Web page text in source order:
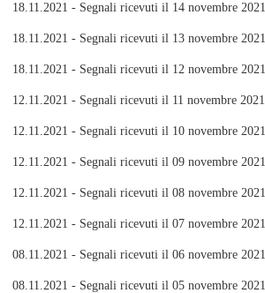
18.11.2021 - Segnali ricevuti il 14 novembre 2021
18.11.2021 - Segnali ricevuti il 13 novembre 2021
18.11.2021 - Segnali ricevuti il 12 novembre 2021
12.11.2021 - Segnali ricevuti il 11 novembre 2021
12.11.2021 - Segnali ricevuti il 10 novembre 2021
12.11.2021 - Segnali ricevuti il 09 novembre 2021
12.11.2021 - Segnali ricevuti il 08 novembre 2021
12.11.2021 - Segnali ricevuti il 07 novembre 2021
08.11.2021 - Segnali ricevuti il 06 novembre 2021
08.11.2021 - Segnali ricevuti il 05 novembre 2021